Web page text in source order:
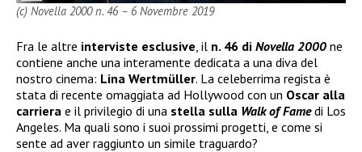
(c) Novella 2000 n. 46 – 6 Novembre 2019
Fra le altre interviste esclusive , il n. 46 di Novella 2000 ne
contiene anche una interamente dedicata a una diva del
nostro cinema: Lina Wertmüller. La celeberrima regista è
stata di recente omaggiata ad Hollywood con un Oscar alla
carriera e il privilegio di una stella sulla Walk of Famedi Los
Angeles. Ma quali sono i suoi prossimi progetti, e come si
sente ad aver raggiunto un simile traguardo?